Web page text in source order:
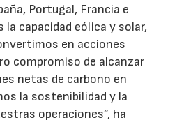
Portugal, Francia e
la capacidad eólica y solar,
en acciones
compromiso de alcanzar
netas de carbono en
la sostenibilidad y la
operaciones”, ha